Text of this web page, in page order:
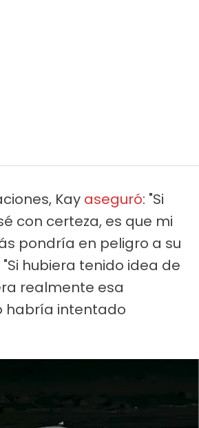
Kay aseguró: "Si
con certeza, es que mi
pondría en peligro a su
"Si hubiera tenido idea de
realmente esa
habría intentado